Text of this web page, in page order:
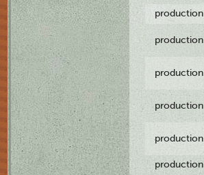
production
production
production
production
production
production